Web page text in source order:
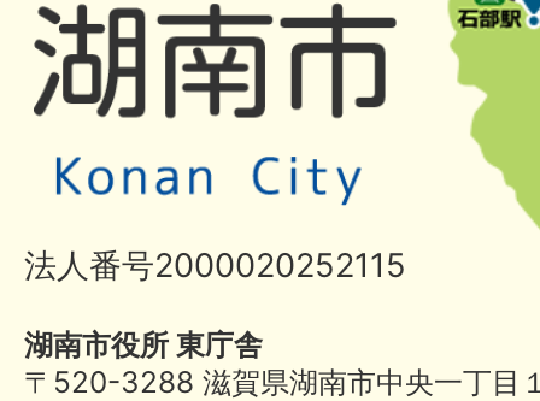
法人番号2000020252115
湖南市役所 東庁舎
〒520-3288 滋賀県湖南市中央一丁目